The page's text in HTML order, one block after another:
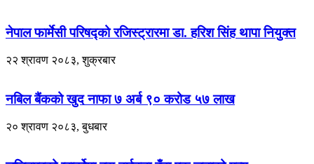
नेपाल फार्मेसी परिषद्को रजिस्ट्रारमा डा. हरिश सिंह थापा नियुक्त
२२ श्रावण २०८३, शुक्रबार
नबिल बैंकको खुद नाफा ७ अर्ब ९० करोड ५७ लाख
२० श्रावण २०८३, बुधबार